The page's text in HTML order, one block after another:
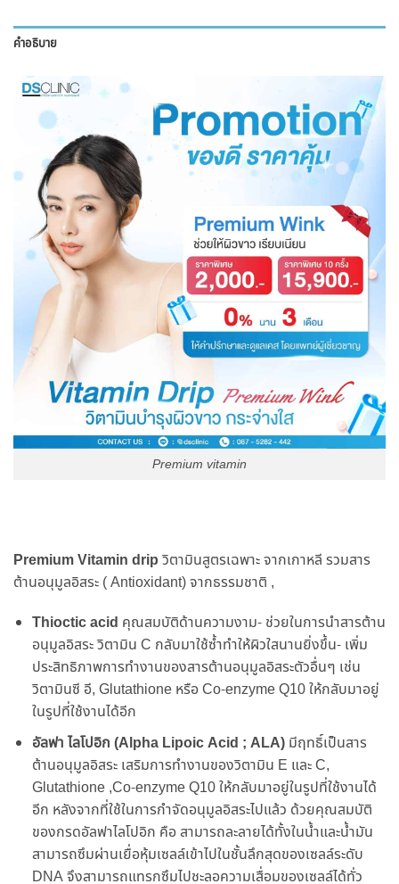
คำอธิบาย
Premium vitamin
Premium Vitamin drip วิตามินสูตรเฉพาะ จากเกาหลี รวมสาร
ต้านอนุมูลอิสระ ( Antioxidant) จากธรรมชาติ ,
Thioctic acid คุณสมบัติด้านความงาม- ช่วยในการนำสารต้าน
อนุมูลอิสระ วิตามิน C กลับมาใช้ซ้ำทำให้ผิวใสนานยิ่งขึ้น- เพิ่ม
ประสิทธิภาพการทำงานของสารต้านอนุมูลอิสระตัวอื่นๆ เช่น
วิตามินซี อี, Glutathione หรือ Co-enzyme Q10 ให้กลับมาอยู่
ในรูปที่ใช้งานได้อีก
อัลฟา ไลโปอิก (Alpha Lipoic Acid ; ALA) มีฤทธิ์เป็นสาร
ต้านอนุมูลอิสระ เสริมการทำงานของวิตามิน E และ C,
Glutathione ,Co-enzyme Q10 ให้กลับมาอยู่ในรูปที่ใช้งานได้
อีก หลังจากที่ใช้ในการกำจัดอนุมูลอิสระไปแล้ว ด้วยคุณสมบัติ
ของกรดอัลฟาไลโปอิก คือ สามารถละลายได้ทั้งในน้ำและน้ำมัน
สามารถซึมผ่านเยื่อหุ้มเซลล์เข้าไปในชั้นลึกสุดของเซลล์ระดับ
DNA จึงสามารถแทรกซึมไปชะลอความเสื่อมของเซลล์ได้ทั่ว